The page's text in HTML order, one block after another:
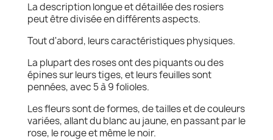
La description longue et détaillée des rosiers
peut être divisée en différents aspects.
Tout d'abord, leurs caractéristiques physiques.
La plupart des roses ont des piquants ou des
épines sur leurs tiges, et leurs feuilles sont
pennées, avec 5 à 9 folioles.
Les fleurs sont de formes, de tailles et de couleurs
variées, allant du blanc au jaune, en passant par le
rose, le rouge et même le noir.